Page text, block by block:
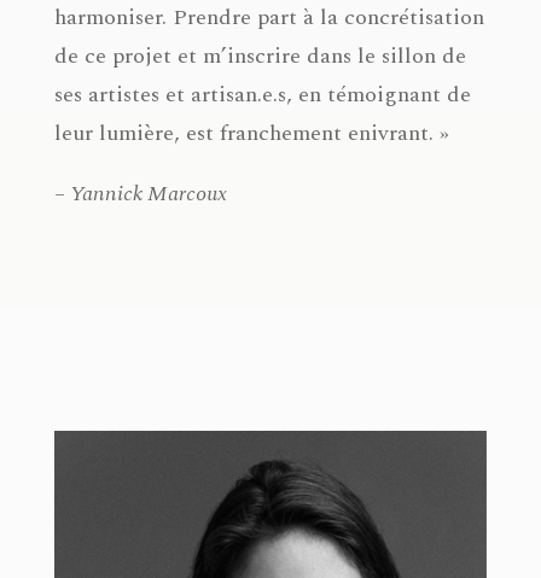
harmoniser. Prendre part à la concrétisation
de ce projet et m’inscrire dans le sillon de
ses artistes et artisan.e.s, en témoignant de
leur lumière, est franchement enivrant. »
– Yannick Marcoux